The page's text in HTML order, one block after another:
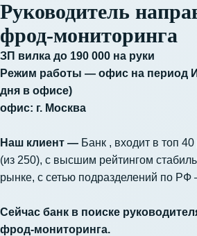
Руководитель
фрод-мониторинга
ЗП вилка до 190 000 на руки
Режим работы — офис на период
дня в офисе)
офис: г. Москва
Наш клиент — Банк , входит в топ
(из 250), с высшим рейтингом
рынке, с сетью подразделений по
Сейчас банк в поиске
фрод-мониторинга.